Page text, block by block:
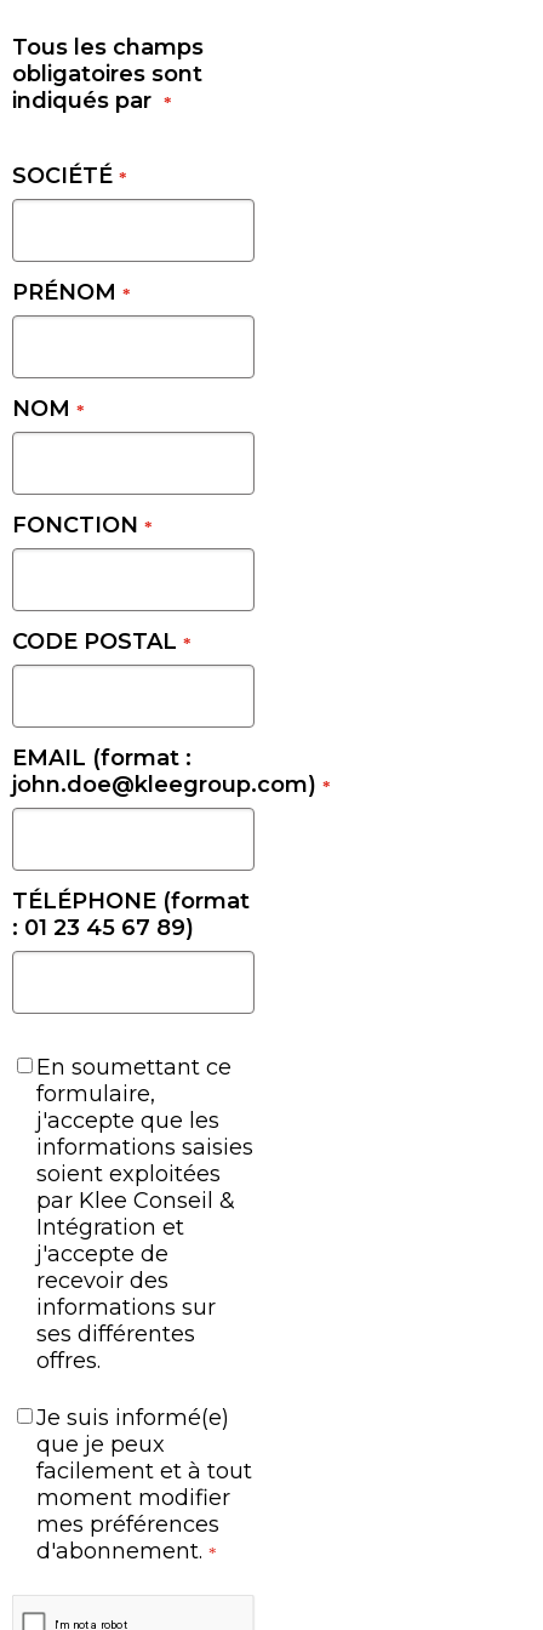
Tous les champs
obligatoires sont
indiqués par
*
SOCIÉTÉ *
PRÉNOM *
NOM *
FONCTION *
CODE POSTAL *
EMAIL (format :
john.doe@kleegroup.com) *
TÉLÉPHONE (format
: 01 23 45 67 89)
En soumettant ce
formulaire,
j'accepte que les
informations saisies
soient exploitées
par Klee Conseil &
Intégration et
j'accepte de
recevoir des
informations sur
ses différentes
offres.
Je suis informé(e)
que je peux
facilement et à tout
moment modifier
mes préférences
d'abonnement. *